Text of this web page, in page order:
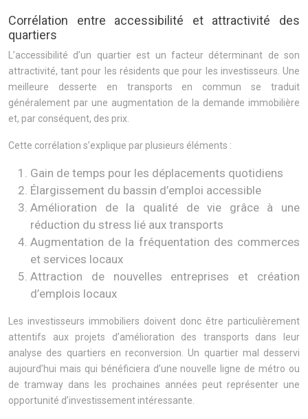
Corrélation entre accessibilité et attractivité des
quartiers
L’accessibilité d’un quartier est un facteur déterminant de son
attractivité, tant pour les résidents que pour les investisseurs. Une
meilleure desserte en transports en commun se traduit
généralement par une augmentation de la demande immobilière
et, par conséquent, des prix.
Cette corrélation s’explique par plusieurs éléments :
Gain de temps pour les déplacements quotidiens
Élargissement du bassin d’emploi accessible
Amélioration de la qualité de vie grâce à une
réduction du stress lié aux transports
Augmentation de la fréquentation des commerces
et services locaux
Attraction de nouvelles entreprises et création
d’emplois locaux
Les investisseurs immobiliers doivent donc être particulièrement
attentifs aux projets d’amélioration des transports dans leur
analyse des quartiers en reconversion. Un quartier mal desservi
aujourd’hui mais qui bénéficiera d’une nouvelle ligne de métro ou
de tramway dans les prochaines années peut représenter une
opportunité d’investissement intéressante.